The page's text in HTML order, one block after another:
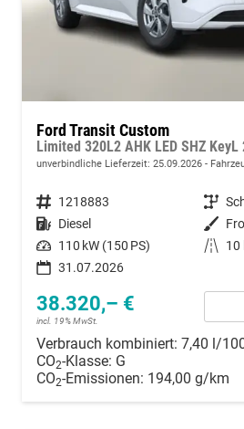
Ford Transit Custom
Limited 320L2 AHK LED SHZ KeyL
unverbindliche Lieferzeit: 25.09.2026
Fahrzeugnummer 1218883 Getriebe
Kraftstoff Diesel Außenfarbe
Leistung 110 kW (150 PS) Kilometerstand
10
31.07.2026
38.320,– €
incl. 19% MwSt.
Verbrauch kombiniert: 7,40 l/
CO2-Klasse: G
CO2-Emissionen: 194,00 g/km